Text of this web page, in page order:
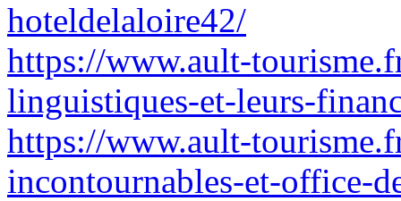
hoteldelaloire42/
https://www.ault-
linguistiques-et-leurs-
https://www.ault-
incontournables-et-office-